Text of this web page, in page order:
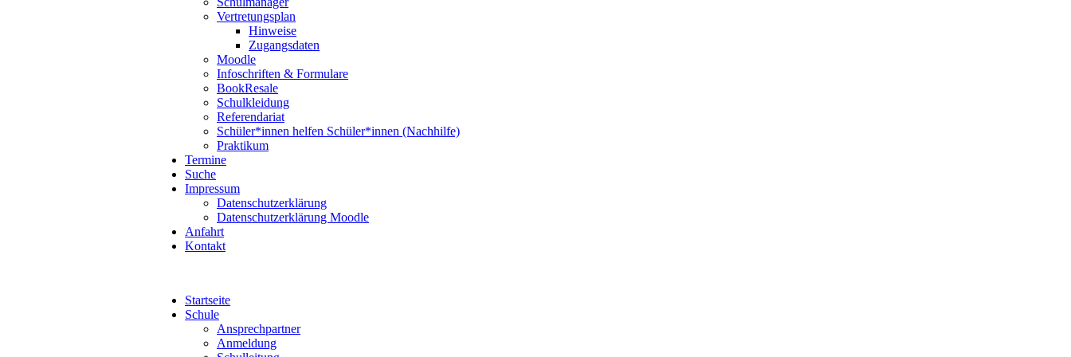
Vertretungsplan
Hinweise
Zugangsdaten
Moodle
Infoschriften & Formulare
BookResale
Schulkleidung
Referendariat
Schüler*innen helfen Schüler*innen (Nachhilfe)
Praktikum
Termine
Suche
Impressum
Datenschutzerklärung
Datenschutzerklärung Moodle
Anfahrt
Kontakt
Startseite
Schule
Ansprechpartner
Anmeldung